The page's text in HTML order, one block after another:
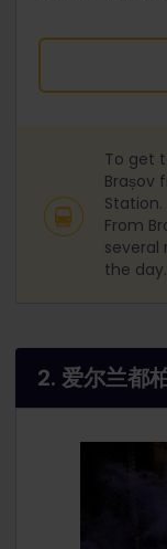
To get
Brașov
From
several
the day.
2. 爱尔兰都